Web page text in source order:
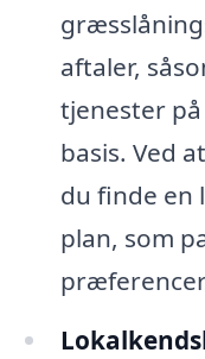
aftaler,
tjenester
basis. Ved
du finde en
plan, som